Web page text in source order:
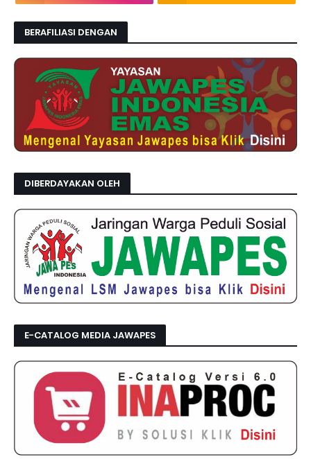
BERAFILIASI DENGAN
DIBERDAYAKAN OLEH
E-CATALOG MEDIA JAWAPES